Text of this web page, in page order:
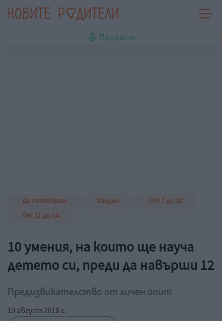
Подкаст
Да поговорим Заедно
От 7 до 10
От 11 до 14
10 умения, на които ще науча
детето си, преди да навърши 12
Предизвикателство от личен опит
19 август 2018 г.